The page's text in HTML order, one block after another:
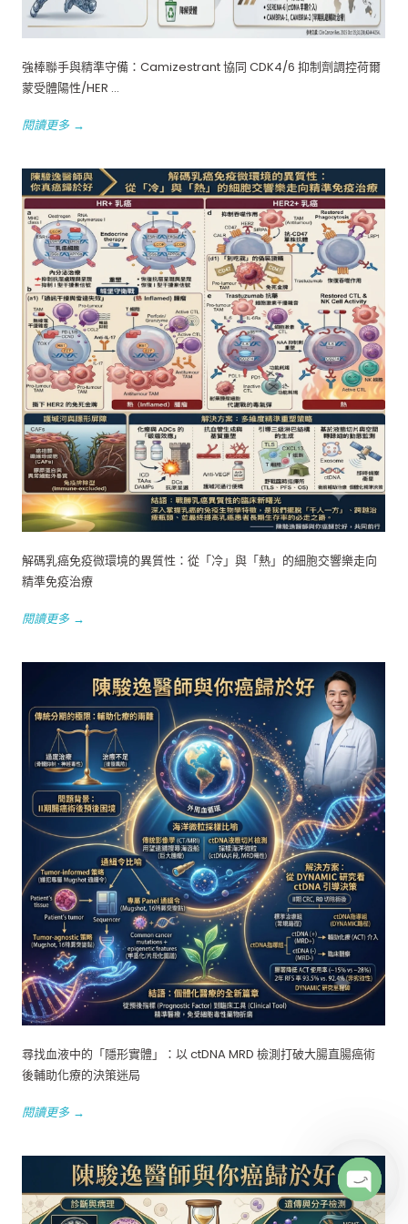
強棒聯手與精準守備：Camizestrant 協同 CDK4/6 抑制劑調控荷爾
蒙受體陽性/HER ...
閱讀更多 →
解碼乳癌免疫微環境的異質性：從「冷」與「熱」的細胞交響樂走向
精準免疫治療
閱讀更多 →
尋找血液中的「隱形實體」：以 ctDNA MRD 檢測打破大腸直腸癌術
後輔助化療的決策迷局
閱讀更多 →
Open